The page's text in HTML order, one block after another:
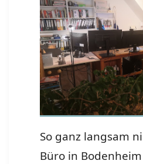
So ganz langsam
Büro in